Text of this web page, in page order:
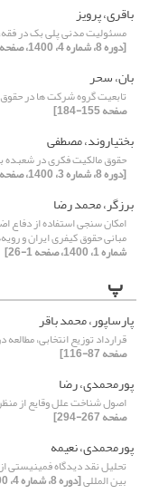
باقری، پرویز
مسئولیت مدنی پلی بک در
[دوره 8، شماره 4، 1400، صفحه 61-86]
بان، سحر
تابعیت گروه شرکت ها در حقوق
صفحه 155-184]
بختیاروند، مصطفی
حقوق مالکیت فکری در شعبده
[دوره 8، شماره 3، 1400، صفحه 255-282]
برزگر، محمد رضا
امکان سنجی استفاده از
مبانی حقوق کیفری ایران و
شماره 1، 1400، صفحه 1-26]
پ
پارساپور، محمد باقر
قرارداد توزیع انتخابی، مطالعه
صفحه 87-116]
پورمحمدی، رضا
اصول شناخت علل وقایع از
صفحه 267-294]
پورمحمدی، نعیمه
تحلیل نقد دیدگاه فمینیستی
بین المللی[دوره 8، شماره 4، 1400، صفحه 213-234]